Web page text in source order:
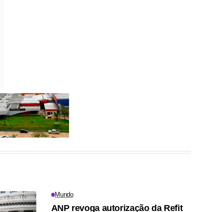
Mundo
ANP revoga autorização da Refit